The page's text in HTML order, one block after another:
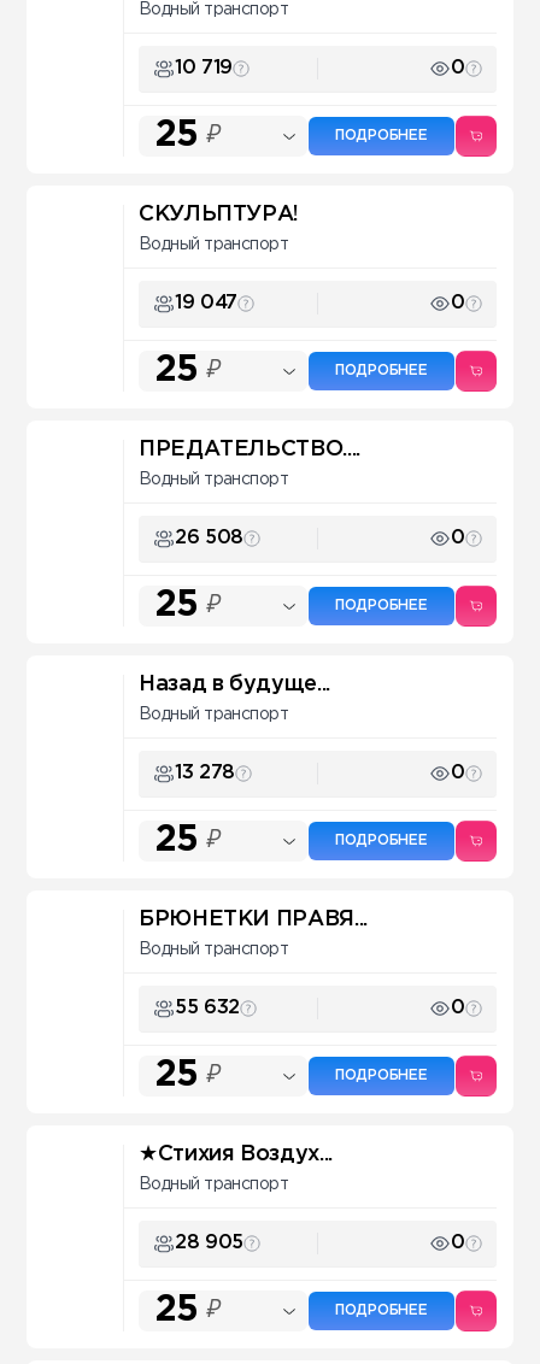
Водный транспорт
10 719 0
25 ₽ ПОДРОБНЕЕ
СКУЛЬПТУРА!
Водный транспорт
19 047 0
25 ₽ ПОДРОБНЕЕ
ПРЕДАТЕЛЬСТВО....
Водный транспорт
26 508 0
25 ₽ ПОДРОБНЕЕ
Назад в будуще...
Водный транспорт
13 278 0
25 ₽ ПОДРОБНЕЕ
БРЮНЕТКИ ПРАВЯ...
Водный транспорт
55 632 0
25 ₽ ПОДРОБНЕЕ
★Стихия Воздух...
Водный транспорт
28 905 0
25 ₽ ПОДРОБНЕЕ